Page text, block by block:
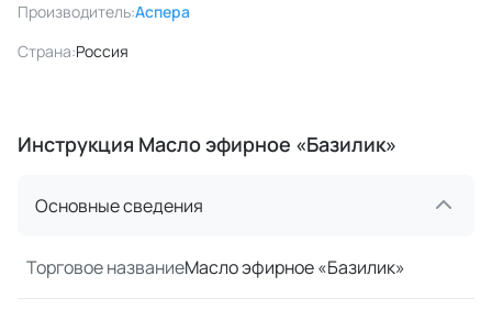
Производитель:Аспера
Страна:Россия
Инструкция Масло эфирное «Базилик»
Основные сведения
Торговое названиеМасло эфирное «Базилик»